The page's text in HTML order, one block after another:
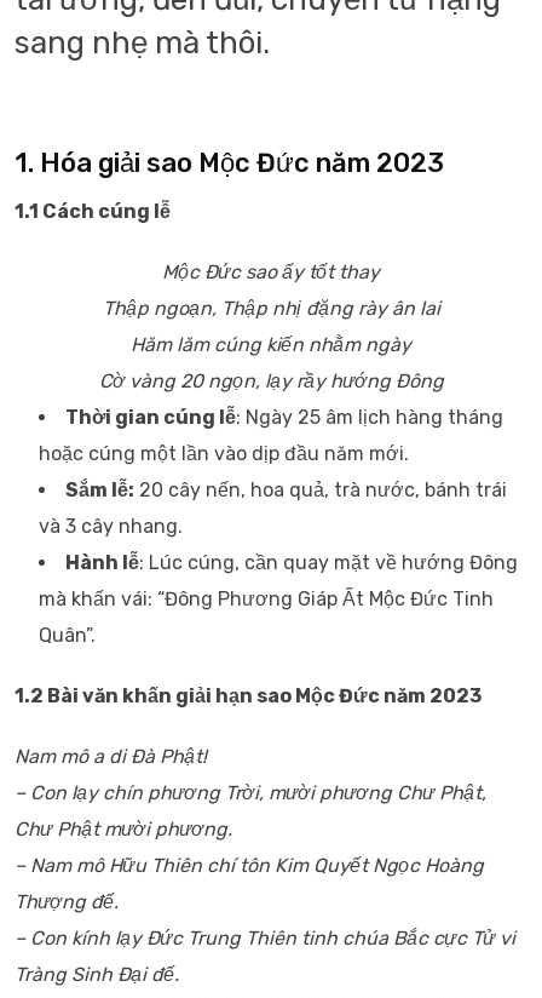
sang nhẹ mà thôi.
1. Hóa giải sao Mộc Đức năm 2023
1.1 Cách cúng lễ
Mộc Đức sao ấy tốt thay
Thập ngoạn, Thập nhị đặng rày ân lai
Hăm lăm cúng kiến nhằm ngày
Cờ vàng 20 ngọn, lạy rầy hướng Đông
Thời gian cúng lễ: Ngày 25 âm lịch hàng tháng
hoặc cúng một lần vào dịp đầu năm mới.
Sắm lễ: 20 cây nến, hoa quả, trà nước, bánh trái
và 3 cây nhang.
Hành lễ: Lúc cúng, cần quay mặt về hướng Đông
mà khấn vái: “Đông Phương Giáp Ất Mộc Đức Tinh
Quân”.
1.2 Bài văn khấn giải hạn sao Mộc Đức năm 2023
Nam mô a di Đà Phật!
– Con lạy chín phương Trời, mười phương Chư Phật,
Chư Phật mười phương.
– Nam mô Hữu Thiên chí tôn Kim Quyết Ngọc Hoàng
Thượng đế.
– Con kính lạy Đức Trung Thiên tinh chúa Bắc cực Tử vi
Tràng Sinh Đại đế.